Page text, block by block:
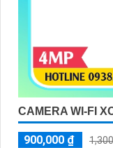
CAMERA WI-FI
900,000 ₫